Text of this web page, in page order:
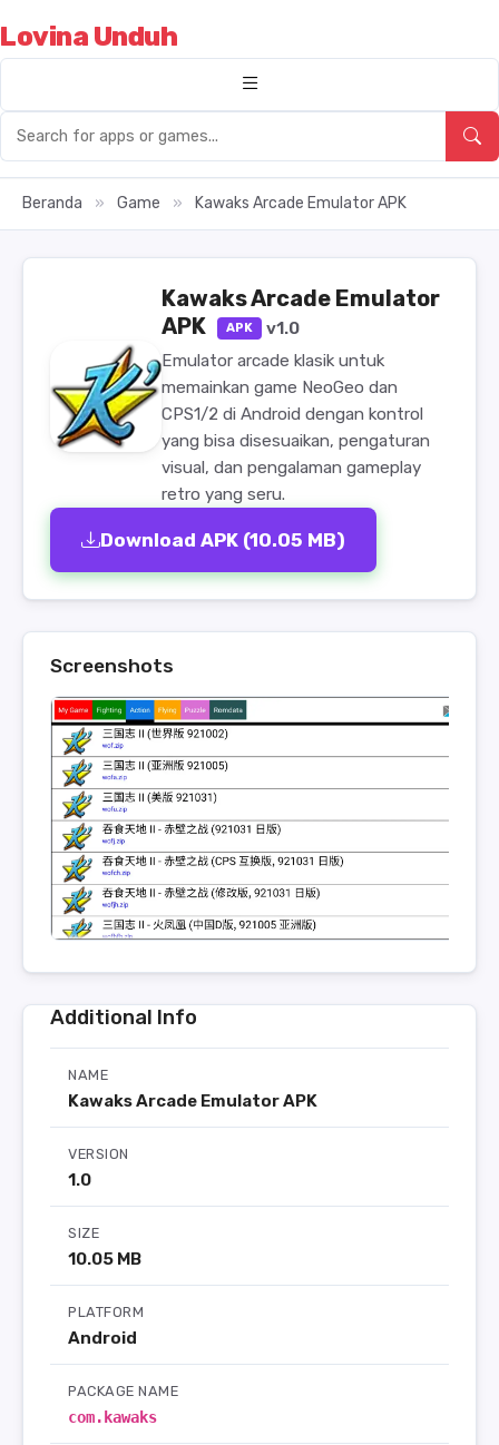
Lovina Unduh
Beranda » Game » Kawaks Arcade Emulator APK
Kawaks Arcade Emulator
APK
APK
v1.0
Emulator arcade klasik untuk
memainkan game NeoGeo dan
CPS1/2 di Android dengan kontrol
yang bisa disesuaikan, pengaturan
visual, dan pengalaman gameplay
retro yang seru.
Download APK (10.05 MB)
Screenshots
Additional Info
NAME
Kawaks Arcade Emulator APK
VERSION
1.0
SIZE
10.05 MB
PLATFORM
Android
PACKAGE NAME
com.kawaks